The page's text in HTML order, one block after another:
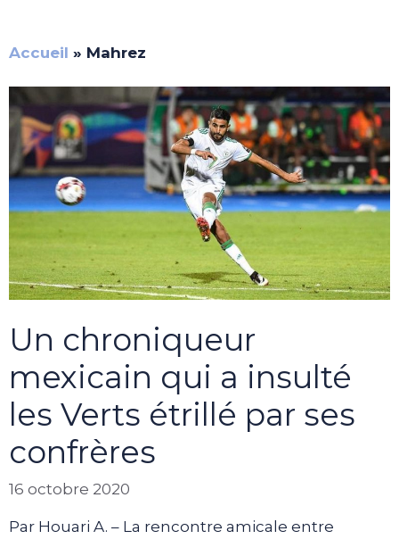
Accueil » Mahrez
Un chroniqueur
mexicain qui a insulté
les Verts étrillé par ses
confrères
16 octobre 2020
Par Houari A. – La rencontre amicale entre